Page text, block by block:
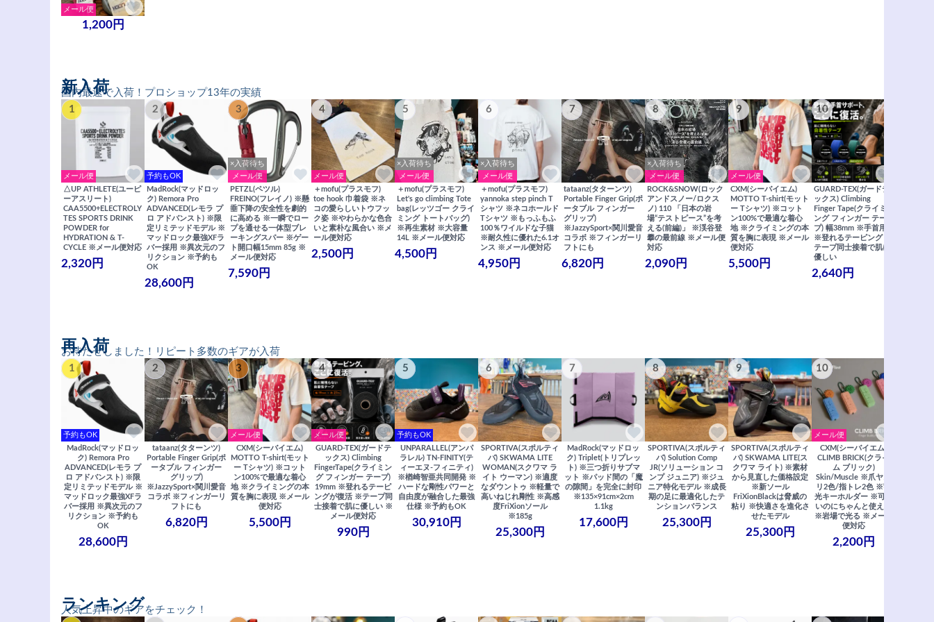
メール便
1,200円
国内最速で入荷！プロショップ13年の実績
新入荷
1
メール便
△UP ATHLETE(ユーピ
ーアスリート)
CAA5500+ELECTROLY
TES SPORTS DRINK
POWDER for
HYDRATION & T-
CYCLE ※メール便対応
2,320円
2
予約もOK
MadRock(マッドロッ
ク) Remora Pro
ADVANCED(レモラ プ
ロ アドバンスト) ※限
定リミテッドモデル ※
マッドロック最強XFラ
バー採用 ※異次元のフ
リクション ※予約も
OK
28,600円
3
×入荷待ち
メール便
PETZL(ペツル)
FREINO(フレイノ) ※懸
垂下降の安全性を劇的
に高める ※一瞬でロー
プを通せる一体型ブレ
ーキングスパー ※ゲー
ト開口幅15mm 85g ※
メール便対応
7,590円
4
メール便
＋mofu(プラスモフ)
toe hook 巾着袋 ※ネ
コの愛らしいトウフッ
ク姿 ※やわらかな色合
いと素朴な風合い ※メ
ール便対応
2,500円
5
×入荷待ち
メール便
＋mofu(プラスモフ)
Let's go climbing Tote
bag(レッツゴー クライ
ミング トートバッグ)
※再生素材 ※大容量
14L ※メール便対応
4,500円
6
×入荷待ち
メール便
＋mofu(プラスモフ)
yannoka step pinch T
シャツ ※ネコホールド
Tシャツ ※もっふもふ
100％ワイルドな子猫
※耐久性に優れた6.1オ
ンス ※メール便対応
4,950円
7
tataanz(タターンツ)
Portable Finger Grip(ポ
ータブル フィンガー
グリップ)
※JazzySport×関川愛音
コラボ ※フィンガーリ
フトにも
6,820円
8
×入荷待ち
メール便
ROCK&SNOW(ロック
アンドスノー/ロクス
ノ) 110 「日本の岩
場“テストピース”を考
える(前編)」 ※渓谷登
攀の最前線 ※メール便
対応
2,090円
9
メール便
CXM(シーバイエム)
MOTTO T-shirt(モット
ー Tシャツ) ※コット
ン100%で最適な着心
地 ※クライミングの本
質を胸に表現 ※メール
便対応
5,500円
10
GUARD-TEX(ガードテ
ックス) Climbing
Finger Tape(クライミ
ング フィンガー テー
プ) 幅38mm ※手首用
※登れるテーピング ※
テープ同士接着で肌に
優しい
2,640円
お待たせしました！リピート多数のギアが入荷
再入荷
1
予約もOK
MadRock(マッドロッ
ク) Remora Pro
ADVANCED(レモラ プ
ロ アドバンスト) ※限
定リミテッドモデル ※
マッドロック最強XFラ
バー採用 ※異次元のフ
リクション ※予約も
OK
28,600円
2
tataanz(タターンツ)
Portable Finger Grip(ポ
ータブル フィンガー
グリップ)
※JazzySport×関川愛音
コラボ ※フィンガーリ
フトにも
6,820円
3
メール便
CXM(シーバイエム)
MOTTO T-shirt(モット
ー Tシャツ) ※コット
ン100%で最適な着心
地 ※クライミングの本
質を胸に表現 ※メール
便対応
5,500円
4
メール便
GUARD-TEX(ガードテ
ックス) Climbing
FingerTape(クライミン
グ フィンガー テープ)
19mm ※登れるテーピ
ングが復活 ※テープ同
士接着で肌に優しい ※
メール便対応
990円
5
予約もOK
UNPARALLEL(アンパ
ラレル) TN-FINITY(テ
ィーエヌ-フィニティ)
※楢崎智亜共同開発 ※
ハードな剛性パワーと
自由度が融合した最強
仕様 ※予約もOK
30,910円
6
SPORTIVA(スポルティ
バ) SKWAMA LITE
WOMAN(スクワマ ラ
イト ウーマン) ※適度
なダウントゥ ※軽量で
高いねじれ剛性 ※高感
度FriXionソール
※185g
25,300円
7
MadRock(マッドロッ
ク) Triplet(トリプレッ
ト) ※三つ折りサブマ
ット ※パッド間の「魔
の隙間」を完全に封印
※135×91cm×2cm
1.1kg
17,600円
8
SPORTIVA(スポルティ
バ) Solution Comp
JR(ソリューション コ
ンプ ジュニア) ※ジュ
ニア特化モデル ※成長
期の足に最適化したテ
ンションバランス
25,300円
9
SPORTIVA(スポルティ
バ) SKWAMA LITE(ス
クワマ ライト) ※素材
から見直した価格設定
※新ソール
FriXionBlackは脅威の
粘り ※快適さを進化さ
せたモデル
25,300円
10
メール便
CXM(シーバイエム)
CLIMB BRICK(クライ
ム ブリック)
Skin/Muscle ※爪ヤス
リ2色/指トレ2色 ※蓄
光キーホルダー ※可愛
いのにちゃんと使える
※岩場で光る ※メール
便対応
2,200円
人気上昇中のギアをチェック！
ランキング